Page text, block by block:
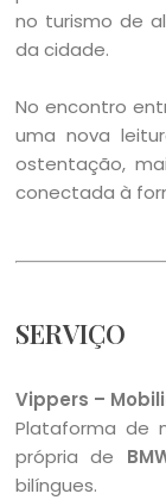
no turismo de
da cidade.
No encontro
uma nova
ostentação,
conectada à
SERVIÇO
Vippers –
Plataforma de
própria de
bilíngues.